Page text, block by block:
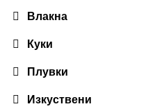
Влакна
Куки
Плувки
Изкуствени